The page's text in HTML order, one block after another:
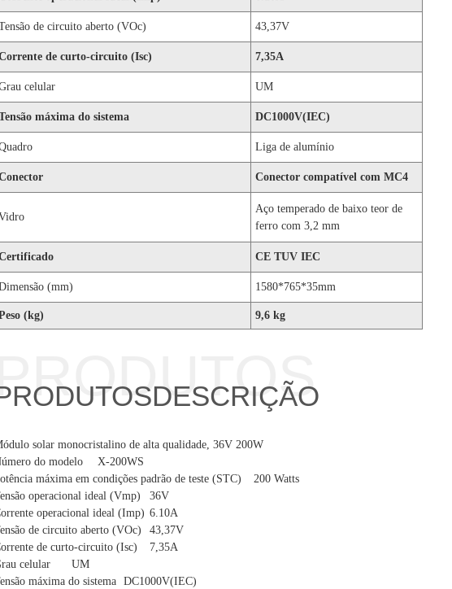
de circuito aberto (VOc) 43,37V
de curto-circuito (Isc) 7,35A
celular UM
máxima do sistema DC1000V(IEC)
Liga de alumínio
Conector compatível com MC4
Aço temperado de baixo teor de
ferro com 3,2 mm
CE TUV IEC
(mm) 1580*765*35mm
(kg) 9,6 kg
DESCRIÇÃO
solar monocristalino de alta qualidade, 36V 200W
do modelo
X-200WS
máxima em condições padrão de teste (STC)
200 Watts
operacional ideal (Vmp)
36V
operacional ideal (Imp) 6.10A
de circuito aberto (VOc)
43,37V
de curto-circuito (Isc)
7,35A
celular
UM
máxima do sistema DC1000V(IEC)